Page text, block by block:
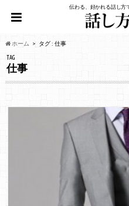
伝わる、好かれる話し方
ホーム タグ : 仕事
TAG
仕事